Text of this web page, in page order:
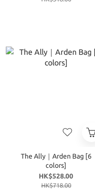
The Ally｜Arden Bag [6
colors]
HK$528.00
HK$718.00